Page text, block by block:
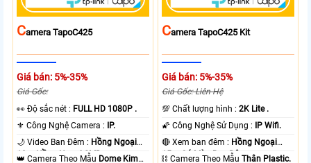
CAmera TapoC425
Giá bán: 5%-35%
Giá Gốc:
️👀 Độ sắc nét : FULL HD 1080P .
⚜️ Công Nghệ Camera :
IP.
🌙 Video Ban Đêm : Hồng Ngoại
10m Hồng Ngoại SMD.
👑 Camera Theo Mẫu Dome Kim
CAmera TapoC425 Kit
Giá bán: 5%-35%
Giá Gốc: Liên Hệ
💯 Chất lượng hình :2K Lite .
🌠 Công Nghệ Sử Dụng :
IP Wifi.
🔴 Xem ban đêm : Hồng Ngoại
15m Có Màu Ban Ðêm.
⛓ Camera Theo MẫuThân Plastic.